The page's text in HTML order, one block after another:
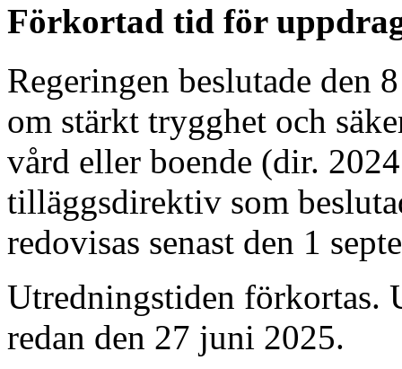
Förkortad tid för
Regeringen beslutade
om stärkt trygghet och
vård eller boende (dir.
tilläggsdirektiv som
redovisas senast den 1
Utredningstiden förkortas.
redan den 27 juni 2025.